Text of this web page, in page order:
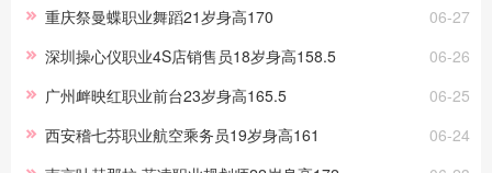
历，让伴游服务更顺手。
06-27
重庆祭曼蝶职业舞蹈21岁身高170
06-26
深圳操心仪职业4S店销售员18岁身高158.5
06-25
广州衅映红职业前台23岁身高165.5
06-24
西安稽七芬职业航空乘务员19岁身高161